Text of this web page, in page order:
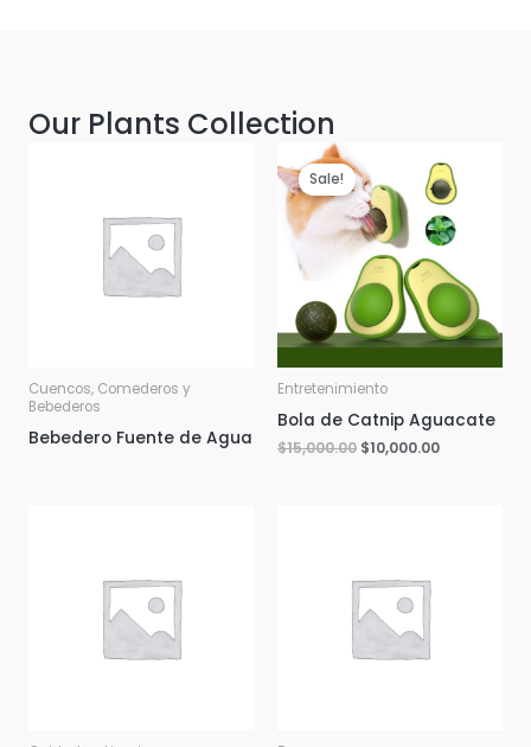
Our Plants Collection
Cuencos, Comederos y
Bebederos
Bebedero Fuente de Agua
Sale!
Entretenimiento
Bola de Catnip Aguacate
$15,000.00 $10,000.00